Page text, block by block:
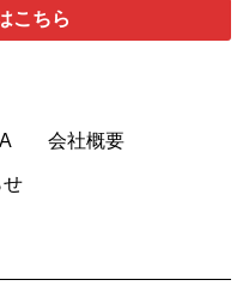
こちら
会社概要
せ